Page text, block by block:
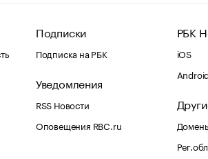
Подписки
Подписка на РБК
Уведомления
RSS Новости
Оповещения RBC.ru
РБК
iOS